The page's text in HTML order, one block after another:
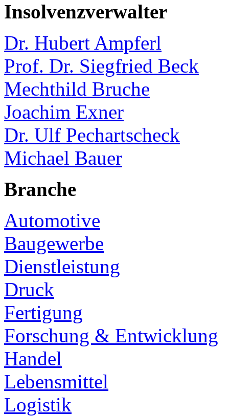
Insolvenzverwalter
Dr. Hubert Ampferl
Prof. Dr. Siegfried Beck
Mechthild Bruche
Joachim Exner
Dr. Ulf Pechartscheck
Michael Bauer
Branche
Automotive
Baugewerbe
Dienstleistung
Druck
Fertigung
Forschung & Entwicklung
Handel
Lebensmittel
Logistik